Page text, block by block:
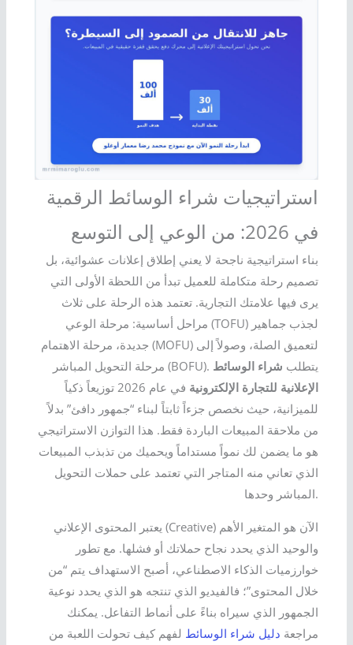
استراتيجيات شراء الوسائط الرقمية
في 2026: من الوعي إلى التوسع
بناء استراتيجية ناجحة لا يعني إطلاق إعلانات عشوائية، بل
تصميم رحلة متكاملة للعميل تبدأ من اللحظة الأولى التي
يرى فيها علامتك التجارية. تعتمد هذه الرحلة على ثلاث
مراحل أساسية: مرحلة الوعي (TOFU) لجذب جماهير
جديدة، مرحلة الاهتمام (MOFU) لتعميق الصلة، وصولاً إلى
مرحلة التحويل المباشر (BOFU). يتطلب شراء الوسائط
الإعلانية للتجارة الإلكترونية
في عام 2026 توزيعاً ذكياً
للميزانية، حيث نخصص جزءاً ثابتاً لبناء “جمهور دافئ” بدلاً
من ملاحقة المبيعات الباردة فقط. هذا التوازن الاستراتيجي
هو ما يضمن لك نمواً مستداماً ويحميك من تذبذب المبيعات
الذي تعاني منه المتاجر التي تعتمد على حملات التحويل
المباشر وحدها.
يعتبر المحتوى الإعلاني (Creative) الآن هو المتغير الأهم
والوحيد الذي يحدد نجاح حملاتك أو فشلها. مع تطور
خوارزميات الذكاء الاصطناعي، أصبح الاستهداف يتم “من
خلال المحتوى”؛ فالفيديو الذي تنتجه هو الذي يحدد نوعية
الجمهور الذي سيراه بناءً على أنماط التفاعل. يمكنك
مراجعة دليل شراء الوسائط لفهم كيف تحولت اللعبة من